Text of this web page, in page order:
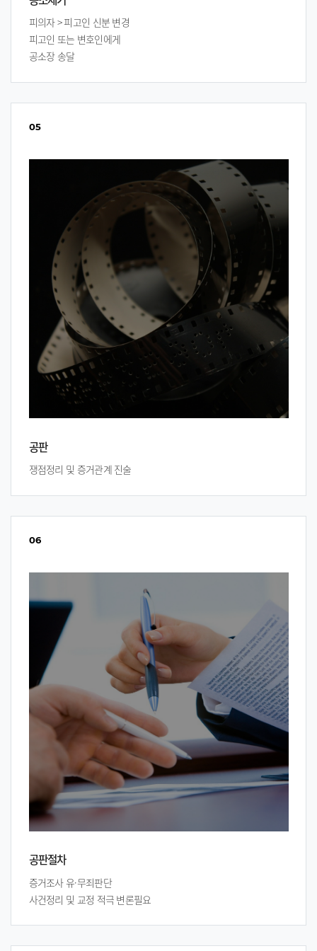
피의자 > 피고인 신분 변경
피고인 또는 변호인에게
공소장 송달
05
공판
쟁점정리 및 증거관계 진술
06
공판절차
증거조사 유·무죄판단
사건정리 및 교정 적극 변론필요